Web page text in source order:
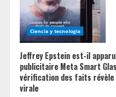
Ciencia y tecnologia
Jeffrey Epstein est-il
publicitaire Meta Smart
vérification des faits
virale